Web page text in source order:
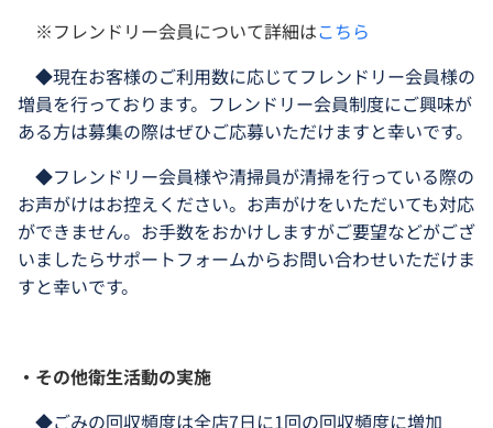
※フレンドリー会員について詳細はこちら
◆現在お客様のご利用数に応じてフレンドリー会員様の
増員を行っております。フレンドリー会員制度にご興味が
ある方は募集の際はぜひご応募いただけますと幸いです。
◆フレンドリー会員様や清掃員が清掃を行っている際の
お声がけはお控えください。お声がけをいただいても対応
ができません。お手数をおかけしますがご要望などがござ
いましたらサポートフォームからお問い合わせいただけま
すと幸いです。
・その他衛生活動の実施
◆ごみの回収頻度は全店7日に1回の回収頻度に増加